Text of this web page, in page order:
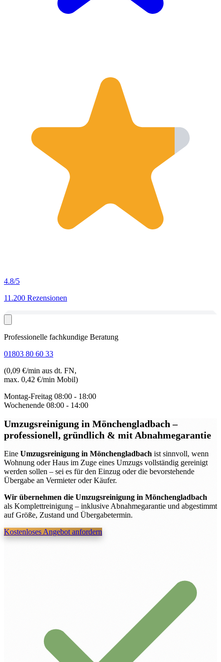
4.8/5
11.200 Rezensionen
Professionelle fachkundige Beratung
01803 80 60 33
(0,09 €/min aus dt. FN,
max. 0,42 €/min Mobil)
Montag-Freitag 08:00 - 18:00
Wochenende 08:00 - 14:00
Umzugsreinigung in Mönchengladbach–
professionell, gründlich & mit Abnahmegarantie
Eine Umzugsreinigung in Mönchengladbach ist sinnvoll, wenn
Wohnung oder Haus im Zuge eines Umzugs vollständig gereinigt
werden sollen – sei es für den Einzug oder die bevorstehende
Übergabe an Vermieter oder Käufer.
Wir übernehmen die Umzugsreinigung in Mönchengladbach
als Komplettreinigung – inklusive Abnahmegarantie und abgestimmt
auf Größe, Zustand und Übergabetermin.
Kostenloses Angebot anfordern